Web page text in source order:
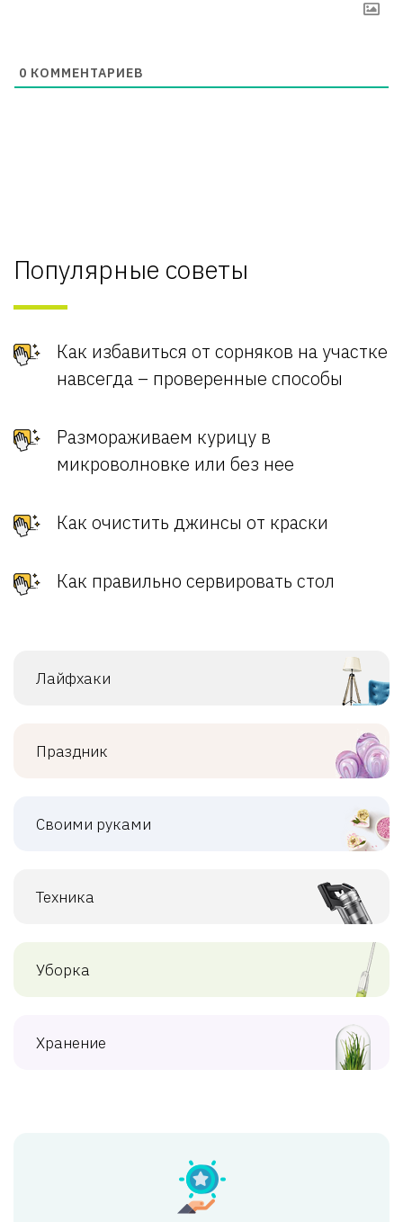
0 КОММЕНТАРИЕВ
Популярные советы
Как избавиться от сорняков на участке
навсегда – проверенные способы
Размораживаем курицу в
микроволновке или без нее
Как очистить джинсы от краски
Как правильно сервировать стол
Лайфхаки
Праздник
Своими руками
Техника
Уборка
Хранение